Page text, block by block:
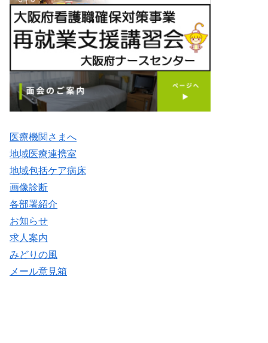
医療機関さまへ
地域医療連携室
地域包括ケア病床
画像診断
各部署紹介
お知らせ
求人案内
みどりの風
メール意見箱